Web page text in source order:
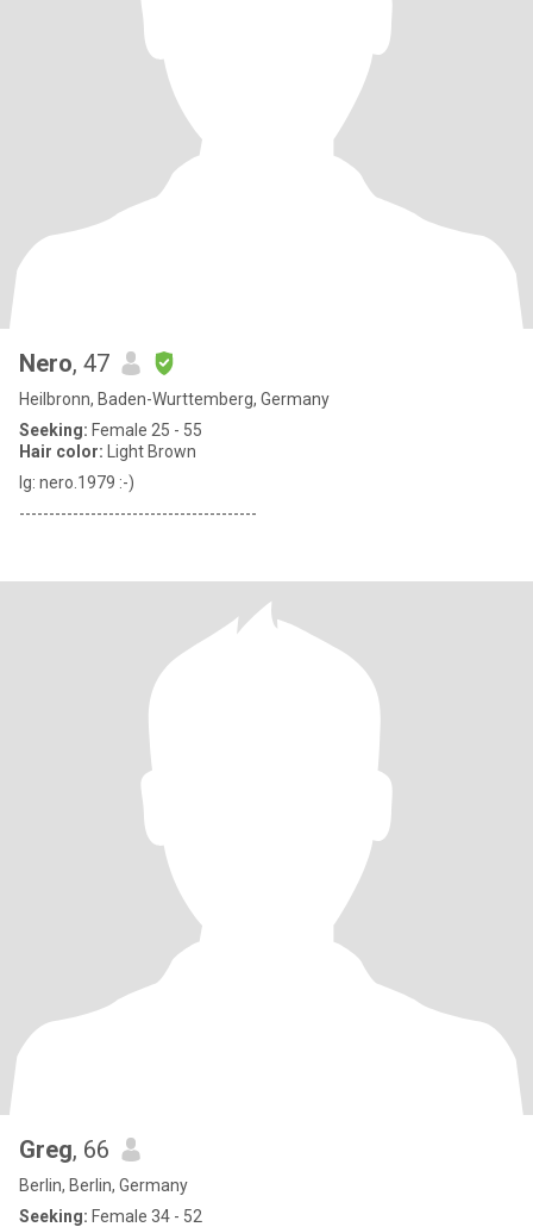
Nero, 47
Heilbronn, Baden-Wurttemberg, Germany
Seeking: Female 25 - 55
Hair color: Light Brown
Ig: nero.1979 :-)
----------------------------------------
Greg, 66
Berlin, Berlin, Germany
Seeking: Female 34 - 52